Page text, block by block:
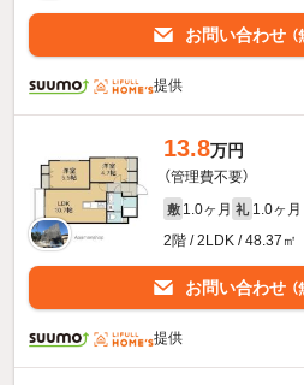
お問い合わせ
提供
13.8万円
（管理費不要）
敷 1.0ヶ月 礼 1.0ヶ月
2階 / 2LDK / 48.37㎡
お問い合わせ
提供